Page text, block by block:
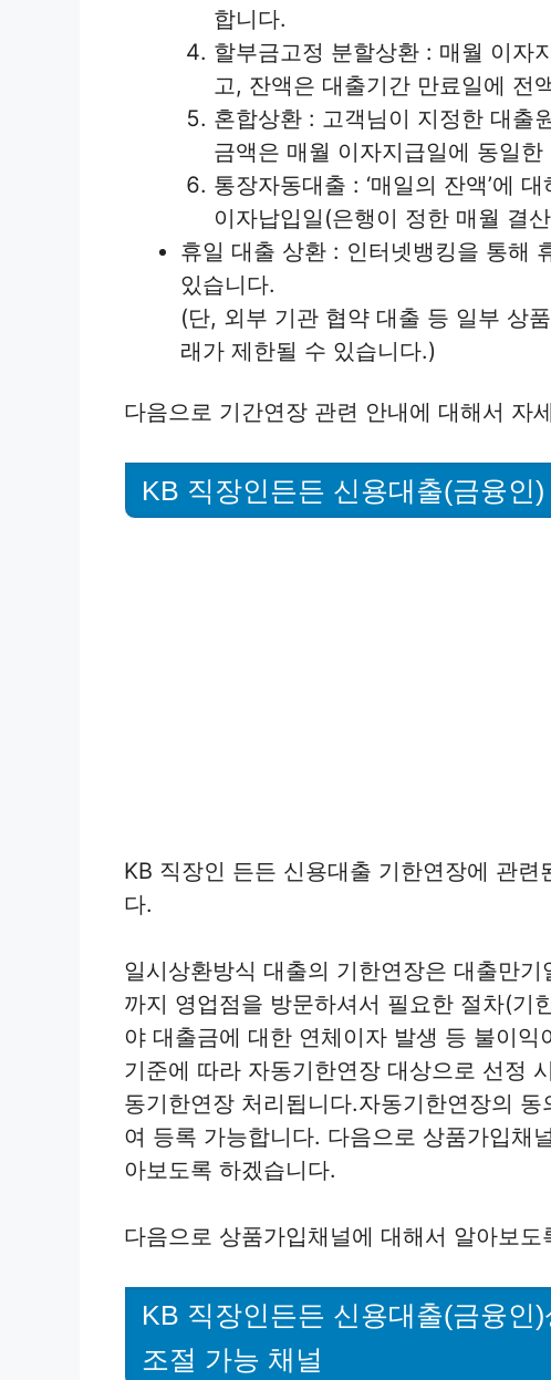
합니다.
할부금고정 분할상환 : 매월 이자
고, 잔액은 대출기간 만료일에 전
혼합상환 : 고객님이 지정한 대출
금액은 매월 이자지급일에 동일
통장자동대출 : ‘매일의 잔액’에
이자납입일(은행이 정한 매월 결
휴일 대출 상환 : 인터넷뱅킹을 통해
있습니다.
(단, 외부 기관 협약 대출 등 일부 상
래가 제한될 수 있습니다.)
다음으로 기간연장 관련 안내에 대해서 자
KB 직장인든든 신용대출(금융인
KB 직장인 든든 신용대출 기한연장에 관
다.
일시상환방식 대출의 기한연장은 대출만
까지 영업점을 방문하셔서 필요한 절차(기
야 대출금에 대한 연체이자 발생 등 불이
기준에 따라 자동기한연장 대상으로 선정
동기한연장 처리됩니다.자동기한연장의
여 등록 가능합니다. 다음으로 상품가입채
아보도록 하겠습니다.
다음으로 상품가입채널에 대해서 알아보도
KB 직장인든든 신용대출(금융인
조절 가능 채널